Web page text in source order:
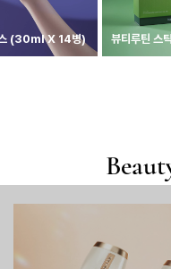
스 (30ml X 14병)
뷰티루틴 스
포)
Beaut